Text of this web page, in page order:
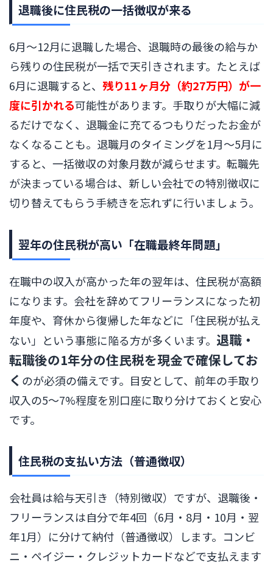
退職後に住民税の一括徴収が来る
6月〜12月に退職した場合、退職時の最後の給与か
ら残りの住民税が一括で天引きされます。たとえば
6月に退職すると、 残り11ヶ月分（約27万円）が一
度に引かれる可能性があります。手取りが大幅に減
るだけでなく、退職金に充てるつもりだったお金が
なくなることも。退職月のタイミングを1月〜5月に
すると、一括徴収の対象月数が減らせます。転職先
が決まっている場合は、新しい会社での特別徴収に
切り替えてもらう手続きを忘れずに行いましょう。
翌年の住民税が高い「在職最終年問題」
在職中の収入が高かった年の翌年は、住民税が高額
になります。会社を辞めてフリーランスになった初
年度や、育休から復帰した年などに「住民税が払え
ない」という事態に陥る方が多くいます。 退職・
転職後の1年分の住民税を現金で確保してお
く のが必須の備えです。目安として、前年の手取り
収入の5〜7%程度を別口座に取り分けておくと安心
です。
住民税の支払い方法（普通徴収）
会社員は給与天引き（特別徴収）ですが、退職後・
フリーランスは自分で年4回（6月・8月・10月・翌
年1月）に分けて納付（普通徴収）します。コンビ
ニ・ペイジー・クレジットカードなどで支払えます